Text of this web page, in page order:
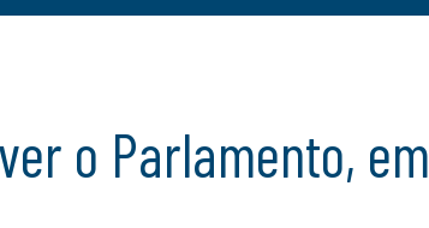
o Parlamento, em